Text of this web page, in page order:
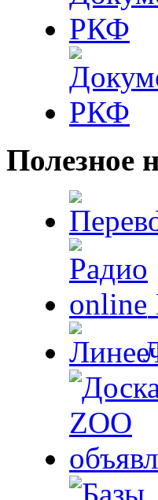
Полезное